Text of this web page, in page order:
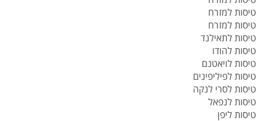
טיסות למזרח
טיסות למזרח
טיסות לתאילנד
טיסות להודו
טיסות לויאטנם
טיסות לפיליפינים
טיסות לסרי לנקה
טיסות לנפאל
טיסות ליפן